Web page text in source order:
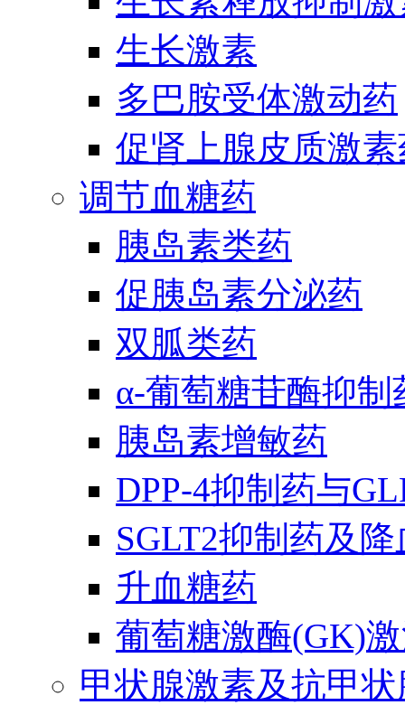
生长激素
多巴胺受体激动药
促肾上腺皮质激
调节血糖药
胰岛素类药
促胰岛素分泌药
双胍类药
α-葡萄糖苷酶抑制
胰岛素增敏药
DPP-4抑制药与
SGLT2抑制药及
升血糖药
葡萄糖激酶(GK)
甲状腺激素及抗甲